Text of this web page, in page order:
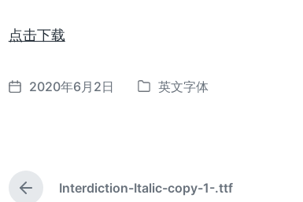
点击下载
发
2020年6月2日
发
英文字体
上
Interdiction-Italic-copy-1-.ttf